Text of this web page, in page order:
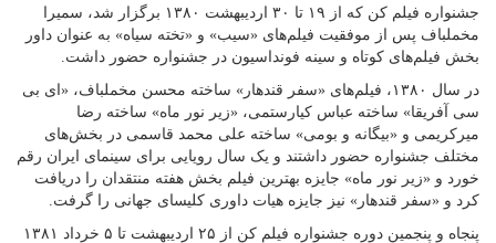
جشنواره فیلم کن که از ۱۹ تا ۳۰ اردیبهشت ۱۳۸۰ برگزار شد، سمیرا
مخملباف پس از موفقیت فیلم‌های «سیب» و «تخته سیاه» به عنوان داور
بخش فیلم‌های کوتاه و سینه فونداسیون در جشنواره حضور داشت.
در سال ۱۳۸۰، فیلم‌های «سفر قندهار» ساخته محسن مخملباف، «ای بی
سی آفریقا» ساخته عباس کیارستمی، «زیر نور ماه» ساخته رضا
میرکریمی و «بیگانه و بومی» ساخته علی محمد قاسمی در بخش‌های
مختلف جشنواره حضور داشتند و یک سال رویایی برای سینمای ایران رقم
خورد و «زیر نور ماه» جایزه بهترین فیلم بخش هفته منتقدان را دریافت
کرد و «سفر قندهار» نیز جایزه هیات داوری کلیسای جهانی را گرفت.
پنجاه و پنجمین دوره جشنواره فیلم کن از ۲۵ اردیبهشت تا ۵ خرداد ۱۳۸۱